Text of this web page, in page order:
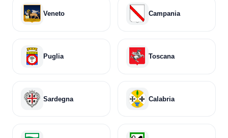
Veneto Campania
Puglia Toscana
Sardegna Calabria